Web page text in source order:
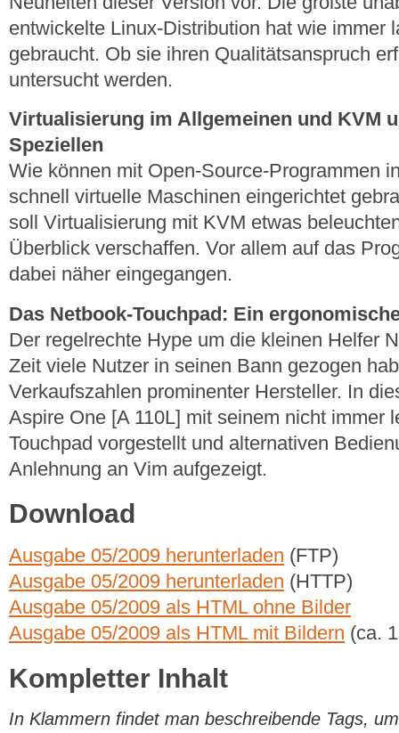
entwickelte Linux-Distribution hat wie immer
gebraucht. Ob sie ihren Qualitätsanspruch
untersucht werden.
Virtualisierung im Allgemeinen und KVM
Speziellen
Wie können mit Open-Source-Programmen
schnell virtuelle Maschinen eingerichtet
soll Virtualisierung mit KVM etwas
Überblick verschaffen. Vor allem auf das
dabei näher eingegangen.
Das Netbook-Touchpad: Ein
Der regelrechte Hype um die kleinen Helfer
Zeit viele Nutzer in seinen Bann gezogen
Verkaufszahlen prominenter Hersteller. In
Aspire One [A 110L] mit seinem nicht immer
Touchpad vorgestellt und alternativen
Anlehnung an Vim aufgezeigt.
Download
Ausgabe 05/2009 herunterladen (FTP)
Ausgabe 05/2009 herunterladen (HTTP)
Ausgabe 05/2009 als HTML ohne Bilder
Ausgabe 05/2009 als HTML mit Bildern (ca.
Kompletter Inhalt
In Klammern findet man beschreibende Tags,